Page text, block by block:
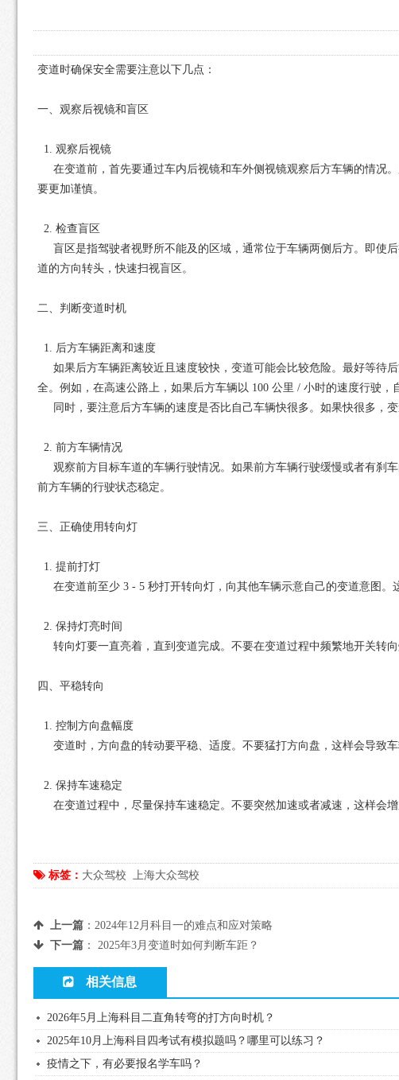
变道时确保安全需要注意以下几点：
一、观察后视镜和盲区
1. 观察后视镜
在变道前，首先要通过车内后视镜和车外侧视镜观察后方车辆的情况
要更加谨慎。
2. 检查盲区
盲区是指驾驶者视野所不能及的区域，通常位于车辆两侧后方。即使
道的方向转头，快速扫视盲区。
二、判断变道时机
1. 后方车辆距离和速度
如果后方车辆距离较近且速度较快，变道可能会比较危险。最好等待
全。例如，在高速公路上，如果后方车辆以 100 公里 / 小时的速度行驶
同时，要注意后方车辆的速度是否比自己车辆快很多。如果快很多，变
2. 前方车辆情况
观察前方目标车道的车辆行驶情况。如果前方车辆行驶缓慢或者有刹
前方车辆的行驶状态稳定。
三、正确使用转向灯
1. 提前打灯
在变道前至少 3 - 5 秒打开转向灯，向其他车辆示意自己的变道意图。
2. 保持灯亮时间
转向灯要一直亮着，直到变道完成。不要在变道过程中频繁地开关转向
四、平稳转向
1. 控制方向盘幅度
变道时，方向盘的转动要平稳、适度。不要猛打方向盘，这样会导致
2. 保持车速稳定
在变道过程中，尽量保持车速稳定。不要突然加速或者减速，这样会
标签： 大众驾校 上海大众驾校
上一篇： 2024年12月科目一的难点和应对策略
下一篇： 2025年3月变道时如何判断车距？
相关信息
2026年5月上海科目二直角转弯的打方向时机？
2025年10月上海科目四考试有模拟题吗？哪里可以练习？
疫情之下，有必要报名学车吗？